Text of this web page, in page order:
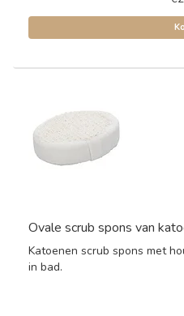
Ovale scrub spons van
Katoenen scrub spons met
in bad.